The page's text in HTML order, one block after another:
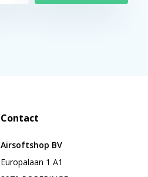
Contact
Airsoftshop BV
Europalaan 1 A1